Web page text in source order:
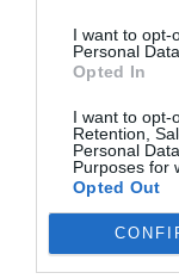
I want to opt-
Personal
Opted In
I want to opt-
Retention,
Personal
Purposes for
Opted Out
Marcelo
historia, de
desmontar
cristiano"
por Hispanidad
Artículos